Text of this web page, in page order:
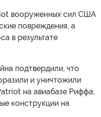
вооруженных сил США
повреждения, а
в результате
подтвердили, что
и уничтожили
на авиабазе Риффа,
конструкции на